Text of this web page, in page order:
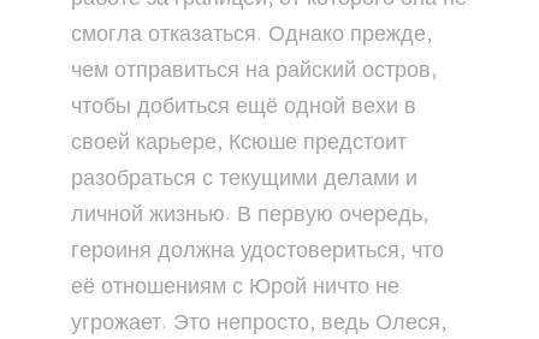
смогла отказаться. Однако прежде,
чем отправиться на райский остров,
чтобы добиться ещё одной вехи в
своей карьере, Ксюше предстоит
разобраться с текущими делами и
личной жизнью. В первую очередь,
героиня должна удостовериться, что
её отношениям с Юрой ничто не
угрожает. Это непросто, ведь Олеся,